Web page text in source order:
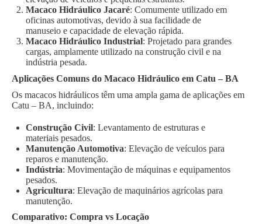
Macaco Hidráulico Jacaré: Comumente utilizado em
oficinas automotivas, devido à sua facilidade de
manuseio e capacidade de elevação rápida.
Macaco Hidráulico Industrial: Projetado para grandes
cargas, amplamente utilizado na construção civil e na
indústria pesada.
Aplicações Comuns do Macaco Hidráulico em Catu – BA
Os macacos hidráulicos têm uma ampla gama de aplicações em
Catu – BA, incluindo:
Construção Civil: Levantamento de estruturas e
materiais pesados.
Manutenção Automotiva: Elevação de veículos para
reparos e manutenção.
Indústria: Movimentação de máquinas e equipamentos
pesados.
Agricultura: Elevação de maquinários agrícolas para
manutenção.
Comparativo: Compra vs Locação